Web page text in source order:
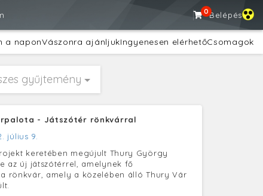
0Belépés
a naponVászonra ajánljukIngyenesen elérhetőCsomagok
gyűjtemény
- Játszótér rönkvárral
július 9.
keretében megújult Thury György
az új játszótérrel, amelynek fő
rönkvár, amely a közelében álló Thury Vár